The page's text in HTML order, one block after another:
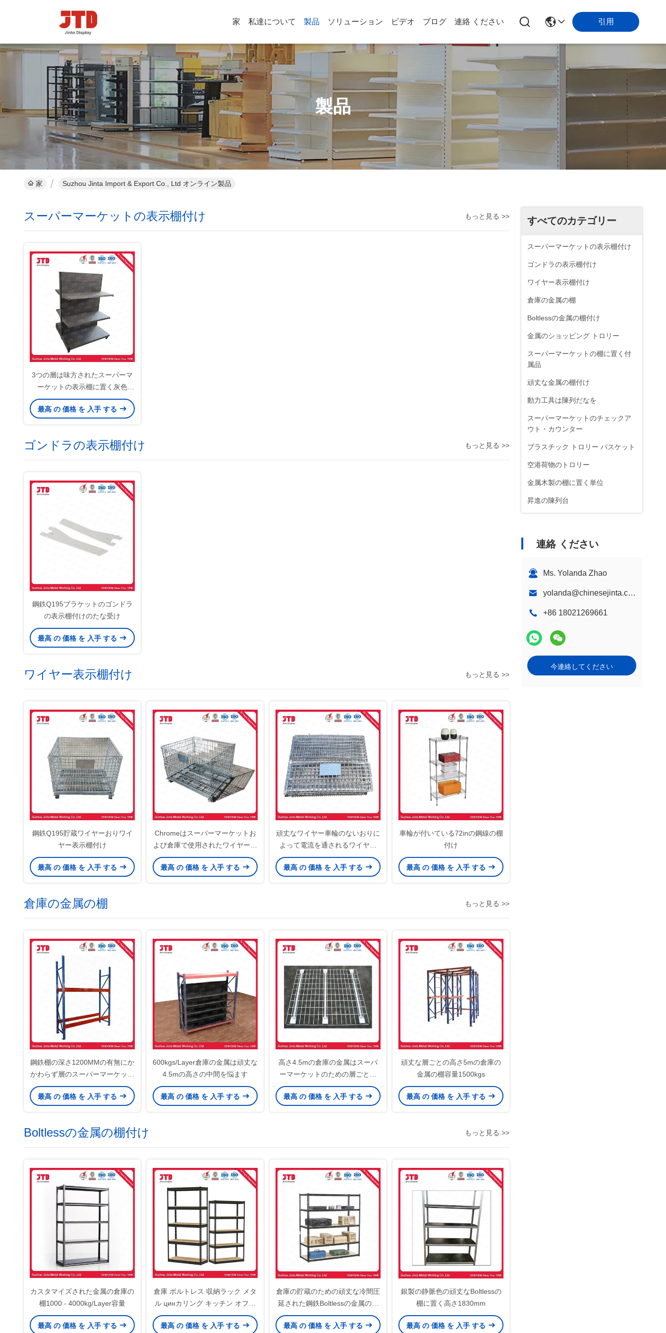
家 私達について 製品 ソリューション ビデオ ブログ 連絡 ください 引用
製品
家 Suzhou Jinta Import & Export Co., Ltd オンライン製品
すべてのカテゴリー
スーパーマーケットの表示棚付け
ゴンドラの表示棚付け
ワイヤー表示棚付け
倉庫の金属の棚
Boltlessの金属の棚付け
金属のショッピング トロリー
スーパーマーケットの棚に置く付
属品
頑丈な金属の棚付け
動力工具は陳列だなを
スーパーマーケットのチェックア
ウト・カウンター
プラスチック トロリー バスケット
空港荷物のトロリー
金属木製の棚に置く単位
昇進の陳列台
連絡 ください
Ms. Yolanda Zhao
yolanda@chinesejinta.com
+86 18021269661
今連絡してください
スーパーマーケットの表示棚付け もっと見る >>
3つの層は味方されたスーパーマ
ーケットの表示棚に置く灰色
Q195の鋼鉄を倍増する
最高 の 価格 を 入手 する
ゴンドラの表示棚付け もっと見る >>
鋼鉄Q195ブラケットのゴンドラ
の表示棚付けのたな受け
最高 の 価格 を 入手 する
ワイヤー表示棚付け もっと見る >>
鋼鉄Q195貯蔵ワイヤーおりワイ
ヤー表示棚付け
最高 の 価格 を 入手 する
Chromeはスーパーマーケットお
よび倉庫で使用されたワイヤーお
りの貯蔵のバスケットをめっきし
た
最高 の 価格 を 入手 する
頑丈なワイヤー車輪のないおりに
よって電流を通されるワイヤー
パレット容器
最高 の 価格 を 入手 する
車輪が付いている72inの鋼線の棚
付け
最高 の 価格 を 入手 する
倉庫の金属の棚 もっと見る >>
鋼鉄棚の深さ1200MMの有無にか
かわらず層のスーパーマーケット
の棚ごとの1トン
最高 の 価格 を 入手 する
600kgs/Layer倉庫の金属は頑丈な
4.5mの高さの中間を悩ます
最高 の 価格 を 入手 する
高さ4.5mの倉庫の金属はスーパ
ーマーケットのための層ごとの
1000kgsを悩ます
最高 の 価格 を 入手 する
頑丈な層ごとの高さ5mの倉庫の
金属の棚容量1500kgs
最高 の 価格 を 入手 する
Boltlessの金属の棚付け もっと見る >>
カスタマイズされた金属の倉庫の
棚1000 - 4000kg/Layer容量
最高 の 価格 を 入手 する
倉庫 ボルトレス 収納ラック メタ
ル цинカリング キッチン オフィ
ス 棚
最高 の 価格 を 入手 する
倉庫の貯蔵のための頑丈な冷間圧
延された鋼鉄Boltlessの金属の棚
付け
最高 の 価格 を 入手 する
銀製の静脈色の頑丈なBoltlessの
棚に置く高さ1830mm
最高 の 価格 を 入手 する